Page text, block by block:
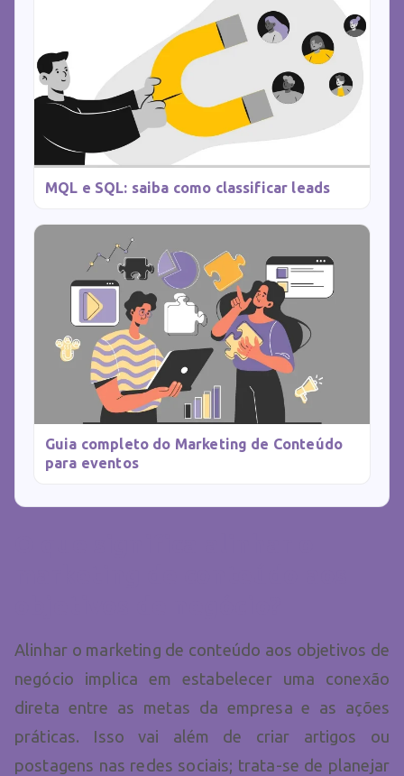
MQL e SQL: saiba como classificar leads
Guia completo do Marketing de Conteúdo
para eventos
Alinhar o marketing de conteúdo aos objetivos de
negócio implica em estabelecer uma conexão
direta entre as metas da empresa e as ações
práticas. Isso vai além de criar artigos ou
postagens nas redes sociais; trata-se de planejar